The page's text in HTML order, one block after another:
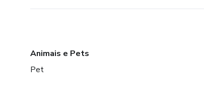
Animais e Pets
Pet